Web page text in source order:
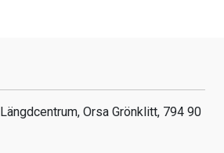
Längdcentrum, Orsa Grönklitt, 794 90